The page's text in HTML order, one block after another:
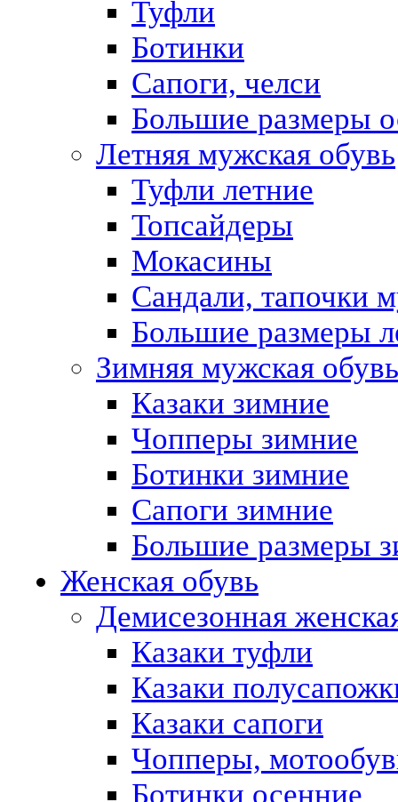
Туфли
Ботинки
Сапоги, челси
Большие размеры
Летняя мужская обувь
Туфли летние
Топсайдеры
Мокасины
Сандали, тапочки
Большие размеры
Зимняя мужская обувь
Казаки зимние
Чопперы зимние
Ботинки зимние
Сапоги зимние
Большие размеры
Женская обувь
Демисезонная
Казаки туфли
Казаки
Казаки сапоги
Чопперы,
Ботинки осенние